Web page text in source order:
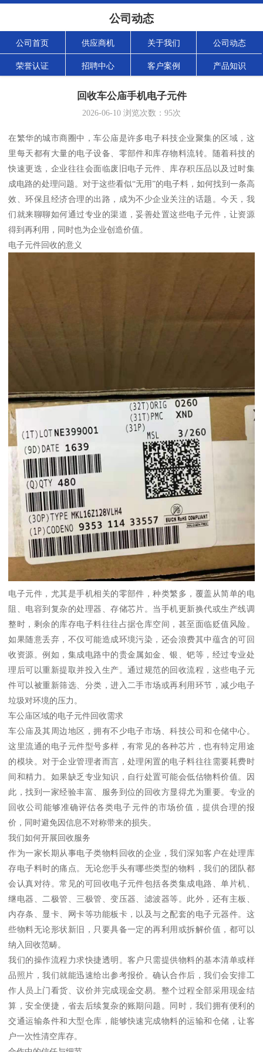
公司动态
公司首页 供应商机 关于我们 公司动态
荣誉认证 招聘中心 客户案例 产品知识
回收车公庙手机电子元件
2026-06-10 浏览次数： 95次
在繁华的城市商圈中，车公庙是许多电子科技企业聚集的区域，这
里每天都有大量的电子设备、零部件和库存物料流转。随着科技的
快速更迭，企业往往会面临废旧电子元件、库存积压品以及过时集
成电路的处理问题。对于这些看似“无用”的电子料，如何找到一条高
效、环保且经济合理的出路，成为不少企业关注的话题。今天，我
们就来聊聊如何通过专业的渠道，妥善处置这些电子元件，让资源
得到再利用，同时也为企业创造价值。
电子元件回收的意义
电子元件，尤其是手机相关的零部件，种类繁多，覆盖从简单的电
阻、电容到复杂的处理器、存储芯片。当手机更新换代或生产线调
整时，剩余的库存电子料往往占据仓库空间，甚至面临贬值风险。
如果随意丢弃，不仅可能造成环境污染，还会浪费其中蕴含的可回
收资源。例如，集成电路中的贵金属如金、银、钯等，经过专业处
理后可以重新提取并投入生产。通过规范的回收流程，这些电子元
件可以被重新筛选、分类，进入二手市场或再利用环节，减少电子
垃圾对环境的压力。
车公庙区域的电子元件回收需求
车公庙及其周边地区，拥有不少电子市场、科技公司和仓储中心。
这里流通的电子元件型号多样，有常见的各种芯片，也有特定用途
的模块。对于企业管理者而言，处理闲置的电子料往往需要耗费时
间和精力。如果缺乏专业知识，自行处置可能会低估物料价值。因
此，找到一家经验丰富、服务到位的回收方显得尤为重要。专业的
回收公司能够准确评估各类电子元件的市场价值，提供合理的报
价，同时避免因信息不对称带来的损失。
我们如何开展回收服务
作为一家长期从事电子类物料回收的企业，我们深知客户在处理库
存电子料时的痛点。无论您手头有哪些类型的物料，我们的团队都
会认真对待。常见的可回收电子元件包括各类集成电路、单片机、
继电器、二极管、三极管、变压器、滤波器等。此外，还有主板、
内存条、显卡、网卡等功能板卡，以及与之配套的电子元器件。这
些物料无论形状新旧，只要具备一定的再利用或拆解价值，都可以
纳入回收范畴。
我们的操作流程力求快捷透明。客户只需提供物料的基本清单或样
品照片，我们就能迅速给出参考报价。确认合作后，我们会安排工
作人员上门看货、议价并完成现金交易。整个过程全部采用现金结
算，安全便捷，省去后续复杂的账期问题。同时，我们拥有便利的
交通运输条件和大型仓库，能够快速完成物料的运输和仓储，让客
户一次性清空库存。